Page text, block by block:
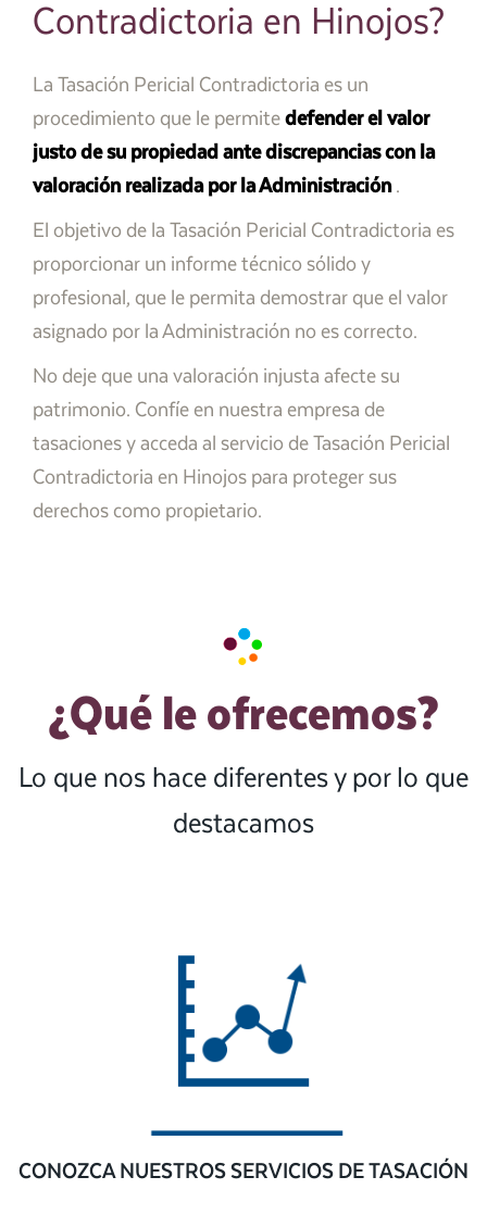
Contradictoria en Hinojos?
La Tasación Pericial Contradictoria es un
procedimiento que le permitedefender el valor
justo de su propiedad ante discrepancias con la
valoración realizada por la Administración.
El objetivo de la Tasación Pericial Contradictoria es
proporcionar un informe técnico sólido y
profesional, que le permita demostrar que el valor
asignado por la Administración no es correcto.
No deje que una valoración injusta afecte su
patrimonio. Confíe en nuestra empresa de
tasaciones y acceda al servicio de Tasación Pericial
Contradictoria en Hinojos para proteger sus
derechos como propietario.
¿Qué le ofrecemos?
Lo que nos hace diferentes y por lo que
destacamos
CONOZCA NUESTROS SERVICIOS DE TASACIÓN